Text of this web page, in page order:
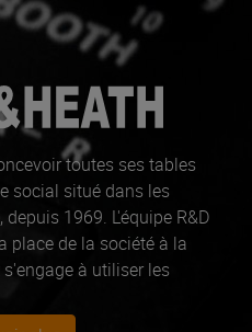
toutes ses tables
social situé dans les
1969. L'équipe R&D
place de la société à la
s'engage à utiliser les
une
audio